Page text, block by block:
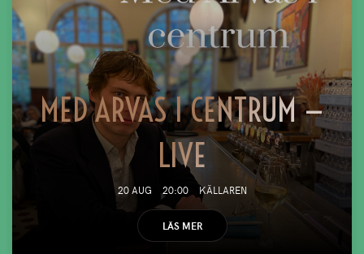
MED ARVAS I CENTRUM —
LIVE
20 AUG 20:00 KÄLLAREN
LÄS MER